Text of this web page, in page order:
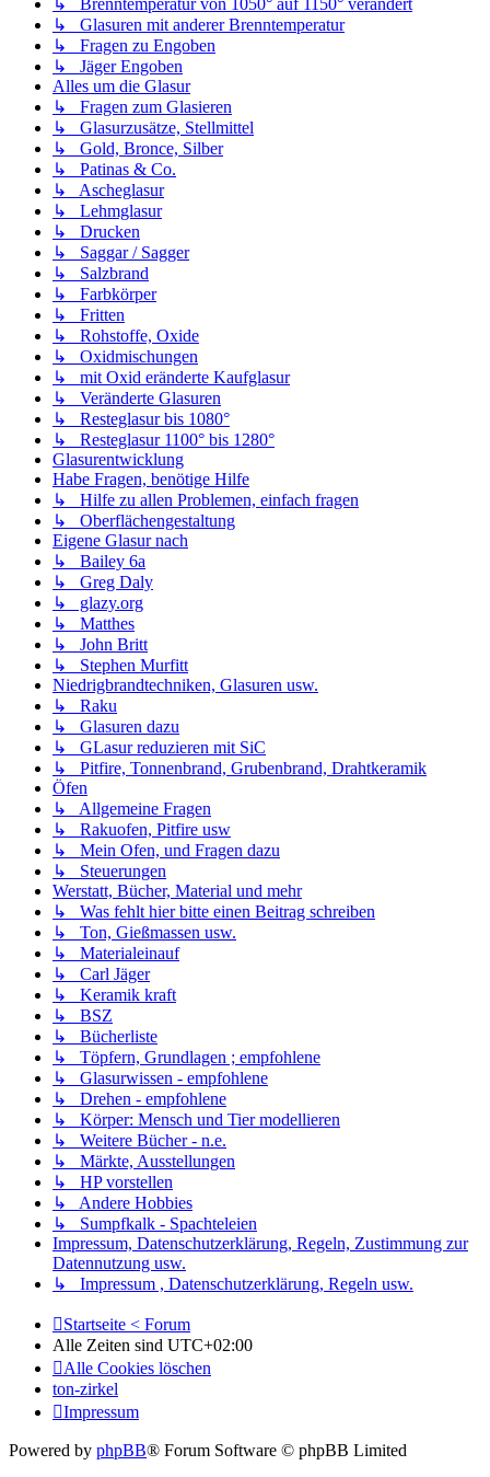
↳ Glasuren mit anderer Brenntemperatur
↳ Fragen zu Engoben
↳ Jäger Engoben
Alles um die Glasur
↳ Fragen zum Glasieren
↳ Glasurzusätze, Stellmittel
↳ Gold, Bronce, Silber
↳ Patinas & Co.
↳ Ascheglasur
↳ Lehmglasur
↳ Drucken
↳ Saggar / Sagger
↳ Salzbrand
↳ Farbkörper
↳ Fritten
↳ Rohstoffe, Oxide
↳ Oxidmischungen
↳ mit Oxid eränderte Kaufglasur
↳ Veränderte Glasuren
↳ Resteglasur bis 1080°
↳ Resteglasur 1100° bis 1280°
Glasurentwicklung
Habe Fragen, benötige Hilfe
↳ Hilfe zu allen Problemen, einfach fragen
↳ Oberflächengestaltung
Eigene Glasur nach
↳ Bailey 6a
↳ Greg Daly
↳ glazy.org
↳ Matthes
↳ John Britt
↳ Stephen Murfitt
Niedrigbrandtechniken, Glasuren usw.
↳ Raku
↳ Glasuren dazu
↳ GLasur reduzieren mit SiC
↳ Pitfire, Tonnenbrand, Grubenbrand, Drahtkeramik
Öfen
↳ Allgemeine Fragen
↳ Rakuofen, Pitfire usw
↳ Mein Ofen, und Fragen dazu
↳ Steuerungen
Werstatt, Bücher, Material und mehr
↳ Was fehlt hier bitte einen Beitrag schreiben
↳ Ton, Gießmassen usw.
↳ Materialeinauf
↳ Carl Jäger
↳ Keramik kraft
↳ BSZ
↳ Bücherliste
↳ Töpfern, Grundlagen ; empfohlene
↳ Glasurwissen - empfohlene
↳ Drehen - empfohlene
↳ Körper: Mensch und Tier modellieren
↳ Weitere Bücher - n.e.
↳ Märkte, Ausstellungen
↳ HP vorstellen
↳ Andere Hobbies
↳ Sumpfkalk - Spachteleien
Impressum, Datenschutzerklärung, Regeln, Zustimmung zur
Datennutzung usw.
↳ Impressum , Datenschutzerklärung, Regeln usw.
Startseite < Forum
Alle Zeiten sind UTC+02:00
Alle Cookies löschen
ton-zirkel
Impressum
Powered by phpBB® Forum Software © phpBB Limited